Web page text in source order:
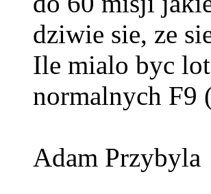
dziwie sie, ze
Ile mialo byc
normalnych F9
Adam Przybyla